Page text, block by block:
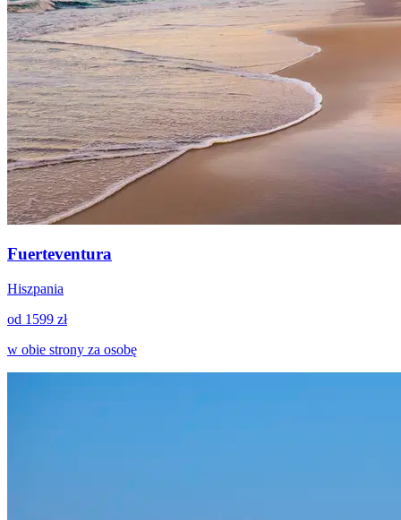
Fuerteventura
Hiszpania
od 1599 zł
w obie strony za osobę